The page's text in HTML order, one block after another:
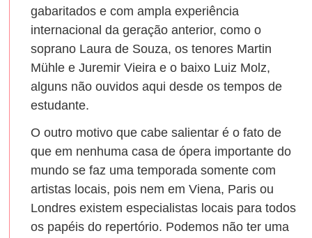
gabaritados e com ampla experiência
internacional da geração anterior, como o
soprano Laura de Souza, os tenores Martin
Mühle e Juremir Vieira e o baixo Luiz Molz,
alguns não ouvidos aqui desde os tempos de
estudante.
O outro motivo que cabe salientar é o fato de
que em nenhuma casa de ópera importante do
mundo se faz uma temporada somente com
artistas locais, pois nem em Viena, Paris ou
Londres existem especialistas locais para todos
os papéis do repertório. Podemos não ter uma